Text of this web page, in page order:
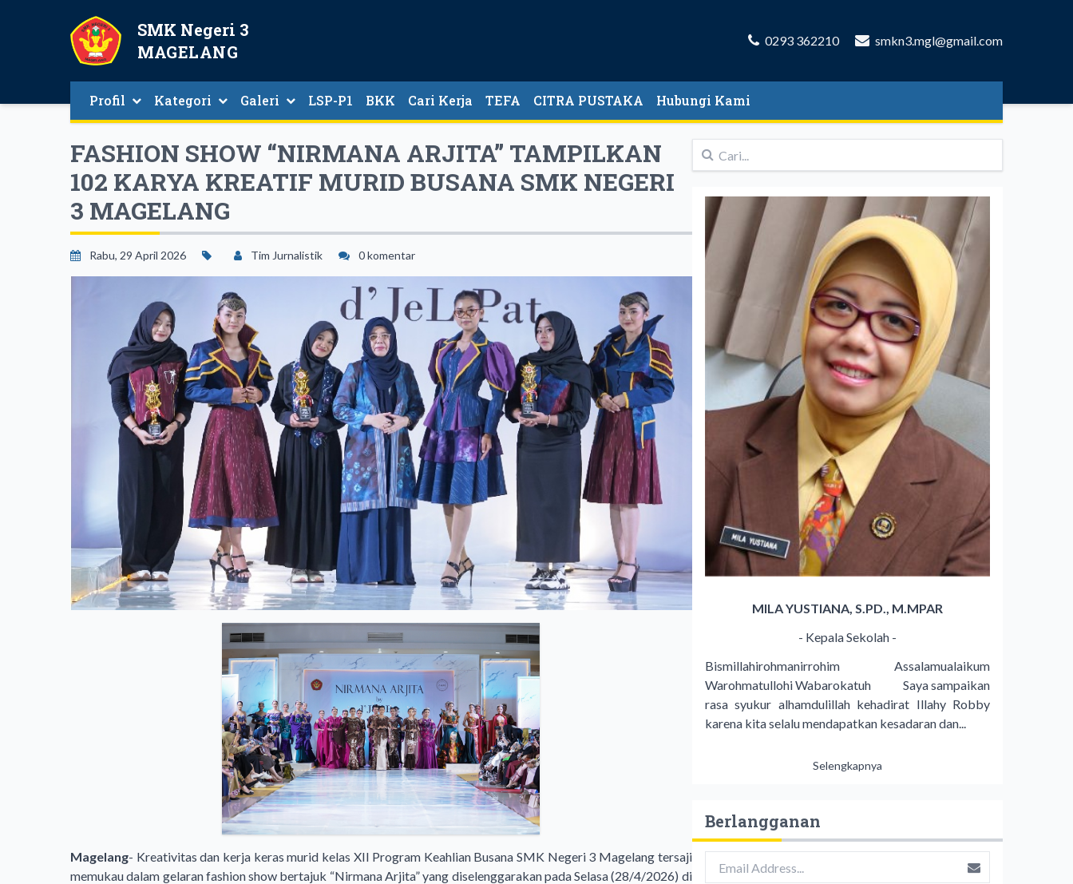
SMK Negeri 3
MAGELANG
0293 362210 smkn3.mgl@gmail.com
Profil Kategori Galeri LSP-P1 BKK Cari Kerja TEFA CITRA PUSTAKA Hubungi Kami
FASHION SHOW “NIRMANA ARJITA” TAMPILKAN
102 KARYA KREATIF MURID BUSANA SMK NEGERI
3 MAGELANG
Rabu, 29 April 2026 Tim Jurnalistik 0 komentar
Magelang- Kreativitas dan kerja keras murid kelas XII Program Keahlian Busana SMK Negeri 3 Magelang tersaji
memukau dalam gelaran fashion show bertajuk “Nirmana Arjita” yang diselenggarakan pada Selasa (28/4/2026) di
MILA YUSTIANA, S.PD., M.MPAR
- Kepala Sekolah -
Bismillahirohmanirrohim Assalamualaikum
Warohmatullohi Wabarokatuh Saya sampaikan
rasa syukur alhamdulillah kehadirat Illahy Robby
karena kita selalu mendapatkan kesadaran dan...
Selengkapnya
Berlangganan